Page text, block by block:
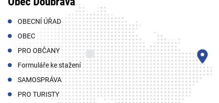
OBECNÍ ÚŘAD
OBEC
PRO OBČANY
Formuláře ke stažení
SAMOSPRÁVA
PRO TURISTY